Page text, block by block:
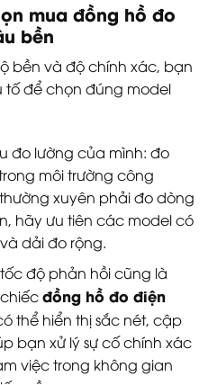
mua đồng hồ đo
bền
bền và độ chính xác, bạn
tố để chọn đúng model
đo lường của mình: đo
môi trường công
xuyên phải đo dòng
hãy ưu tiên các model có
dải đo rộng.
độ phản hồi cũng là
đồng hồ đo điện
thể hiển thị sắc nét, cập
bạn xử lý sự cố chính xác
việc trong không gian